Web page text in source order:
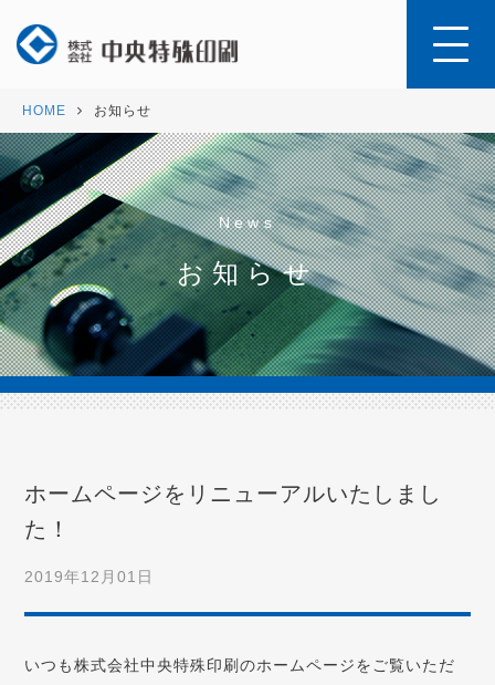
HOME お知らせ
News
お知らせ
ホームページをリニューアルいたしまし
た！
2019年12月01日
いつも株式会社中央特殊印刷のホームページをご覧いただ